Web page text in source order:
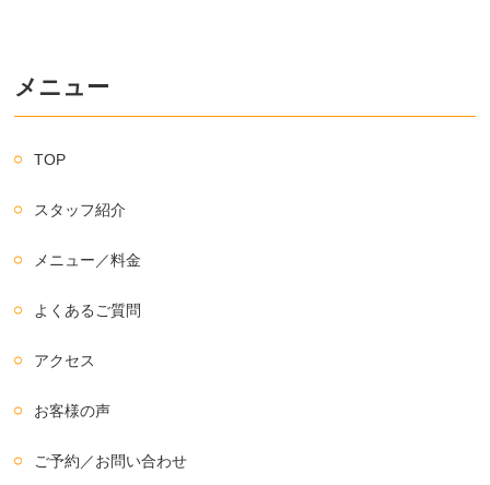
メニュー
TOP
スタッフ紹介
メニュー／料金
よくあるご質問
アクセス
お客様の声
ご予約／お問い合わせ